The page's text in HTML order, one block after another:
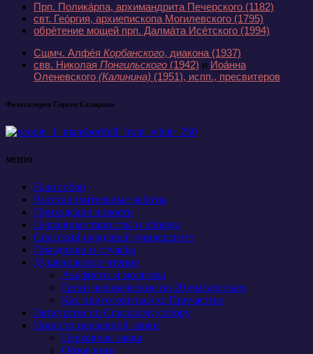
Прп. Полика́рпа, архимандрита Печерского (1182)
свт. Гео́ргия, архиепископа Могилевского (1795)
обре́тение мощей прп. Далма́та Исе́тского (1994)
Сщмч. Алфе́я Корбанского, диакона (1937)
свв. Николая Понгильского (1942) и Иоа́нна
Оленевского (Калинина) (1951), испп., пресвитеров
Фотогалерея Сергея Склярова
МЕНЮ
Наш собор
Восстановительные работы
Приходские новости
Церковные таинства и обряды
Спасский народный университет
Праздники и службы
Душеполезное чтение
Акафисты и молитвы
Грехи человеческие по 20 мытарствам
Как приготовиться ко Причастию
Экскурсии по Спасскому собору
Новости церковной лавки
Церковная лавка
Обзор книг